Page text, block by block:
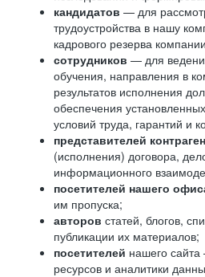
кандидатов — для
трудоустройства в нашу
кадрового резерва
сотрудников — для
обучения, направления в
результатов исполнения
обеспечения
условий труда, гарантий и
представителей
(исполнения) договора,
информационного
посетителей нашего
им пропуска;
авторов статей, блогов,
публикации их материалов;
посетителей нашего
ресурсов и аналитики